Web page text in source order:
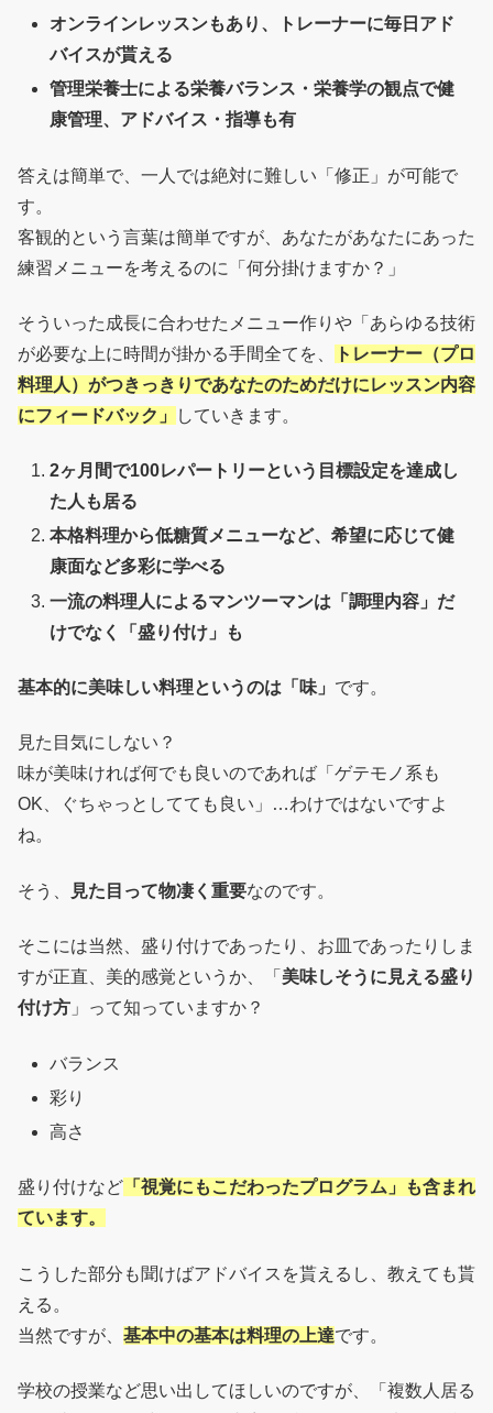
オンラインレッスンもあり、トレーナーに毎日アド
バイスが貰える
管理栄養士による栄養バランス・栄養学の観点で健
康管理、アドバイス・指導も有
答えは簡単で、一人では絶対に難しい「修正」が可能で
す。
客観的という言葉は簡単ですが、あなたがあなたにあった
練習メニューを考えるのに「何分掛けますか？」
そういった成長に合わせたメニュー作りや「あらゆる技術
が必要な上に時間が掛かる手間全てを、
トレーナー（プロ
料理人）がつきっきりであなたのためだけにレッスン内容
にフィードバック」
していきます。
2ヶ月間で100レパートリーという目標設定を達成し
た人も居る
本格料理から低糖質メニューなど、希望に応じて健
康面など多彩に学べる
一流の料理人によるマンツーマンは「調理内容」だ
けでなく「盛り付け」も
基本的に美味しい料理というのは「味」 です。
見た目気にしない？
味が美味ければ何でも良いのであれば「ゲテモノ系も
OK、ぐちゃっとしてても良い」…わけではないですよ
ね。
そう、 見た目って物凄く重要なのです。
そこには当然、盛り付けであったり、お皿であったりしま
すが正直、美的感覚というか、「 美味しそうに見える盛り
付け方 」って知っていますか？
バランス
彩り
高さ
盛り付けなど 「視覚にもこだわったプログラム」も含まれ
ています。
こうした部分も聞けばアドバイスを貰えるし、教えても貰
える。
当然ですが、 基本中の基本は料理の上達です。
学校の授業など思い出してほしいのですが、「複数人居る